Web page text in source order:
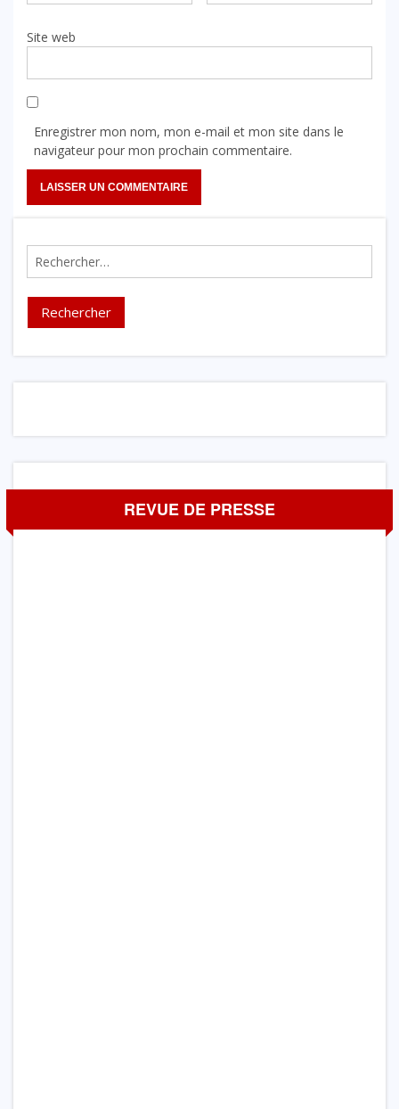
Site web
Enregistrer mon nom, mon e-mail et mon site dans le
navigateur pour mon prochain commentaire.
Rechercher :
REVUE DE PRESSE